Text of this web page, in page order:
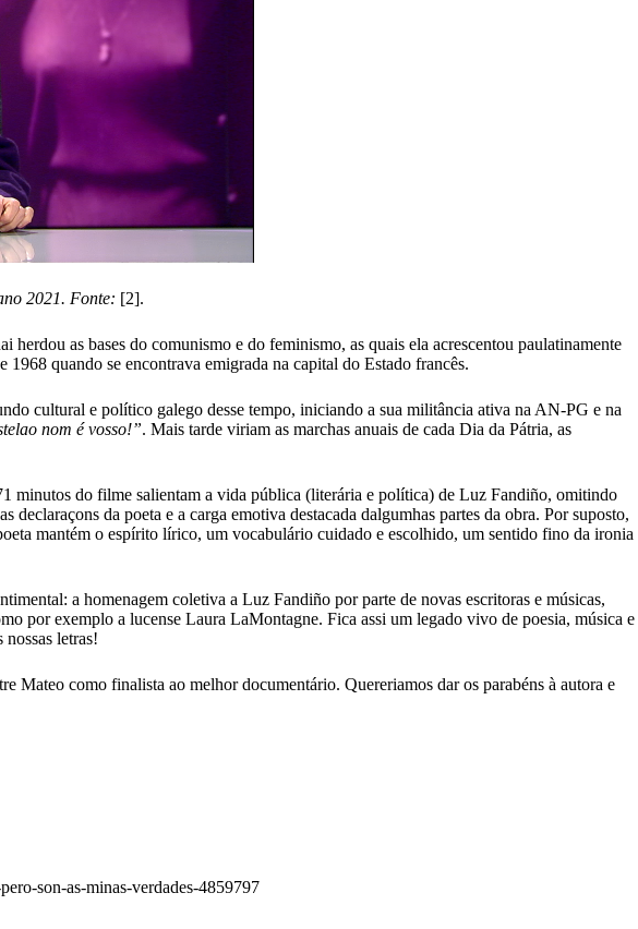
2021. Fonte: [2].
as bases do comunismo e do feminismo, as quais ela acrescentou paulatinamente
quando se encontrava emigrada na capital do Estado francês.
cultural e político galego desse tempo, iniciando a sua militância ativa na AN-PG e na
nom é vosso!”. Mais tarde viriam as marchas anuais de cada Dia da Pátria, as
minutos do filme salientam a vida pública (literária e política) de Luz Fandiño, omitindo
da poeta e a carga emotiva destacada dalgumhas partes da obra. Por suposto,
mantém o espírito lírico, um vocabulário cuidado e escolhido, um sentido fino da ironia
a homenagem coletiva a Luz Fandiño por parte de novas escritoras e músicas,
por exemplo a lucense Laura LaMontagne. Fica assi um legado vivo de poesia, música e
letras!
Mateo como finalista ao melhor documentário. Quereriamos dar os parabéns à autora e
son-as-minas-verdades-4859797